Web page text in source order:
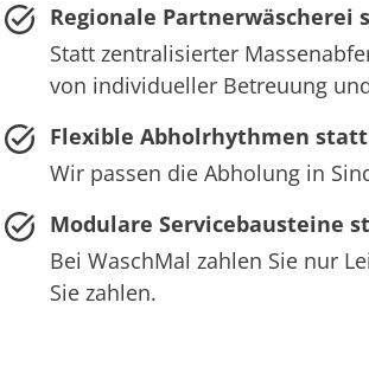
Regionale
Statt zentralisierter
von individueller Betreuung
Flexible Abholrhythmen
Wir passen die Abholung in
Modulare Servicebausteine
Bei WaschMal zahlen Sie nur
Sie zahlen.